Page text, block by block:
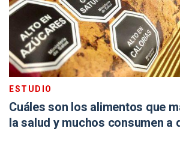
ESTUDIO
Cuáles son los alimentos que
la salud y muchos consumen a